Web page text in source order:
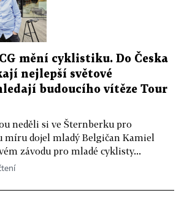
mění cyklistiku. Do Česka
nejlepší světové
budoucího vítěze Tour
neděli si ve Šternberku pro
míru dojel mladý Belgičan Kamiel
závodu pro mladé cyklisty...